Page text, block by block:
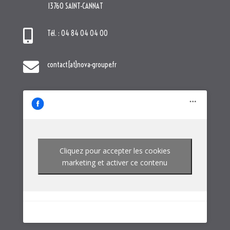
13760 SAINT-CANNAT
 Tél. : 04 84 04 04 00
 contact[at]nova-groupe.fr
Cliquez pour accepter les cookies
marketing et activer ce contenu